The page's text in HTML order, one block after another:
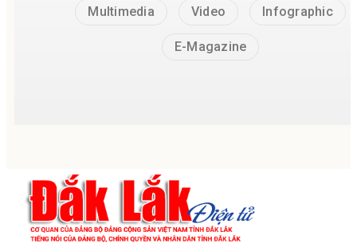
Multimedia Video Infographic
E-Magazine